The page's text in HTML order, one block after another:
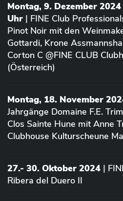
Montag, 9. Dezember
Uhr | FINE Club
Pinot Noir mit den
Gottardi, Krone
Corton C @FINE CLUB
(Österreich)
Montag, 18. November
Jahrgänge Domaine F.E.
Clos Sainte Hune mit Anne
Clubhouse Kulturscheune
27.- 30. Oktober 2024 |
Ribera del Duero II